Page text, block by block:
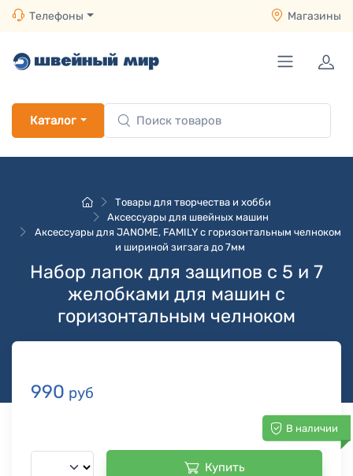
Телефоны Магазины
Каталог
Товары для творчества и хобби
Аксессуары для швейных машин
Аксессуары для JANOME, FAMILY с горизонтальным челноком
и шириной зигзага до 7мм
Набор лапок для защипов с 5 и 7
желобками для машин с
горизонтальным челноком
990 руб
В наличии
Купить